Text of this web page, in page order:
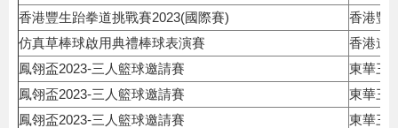
香港豐生跆拳道挑戰賽2023(國際賽)
香港豐
仿真草棒球啟用典禮棒球表演賽
香港道
鳳翎盃2023-三人籃球邀請賽
東華三
鳳翎盃2023-三人籃球邀請賽
東華三
鳳翎盃2023-三人籃球邀請賽
東華三